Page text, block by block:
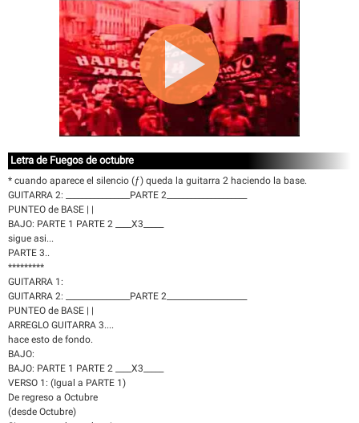
Letra de Fuegos de octubre
* cuando aparece el silencio (ƒ) queda la guitarra 2 haciendo la base.
GUITARRA 2: ________________PARTE 2____________________
PUNTEO de BASE | |
BAJO: PARTE 1 PARTE 2 ____X3_____
sigue asi...
PARTE 3..
*********
GUITARRA 1:
GUITARRA 2: ________________PARTE 2____________________
PUNTEO de BASE | |
ARREGLO GUITARRA 3....
hace esto de fondo.
BAJO:
BAJO: PARTE 1 PARTE 2 ____X3_____
VERSO 1: (Igual a PARTE 1)
De regreso a Octubre
(desde Octubre)